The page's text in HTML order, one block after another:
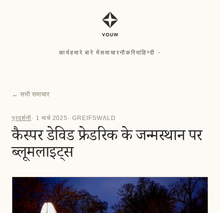
कार्यहमारे बारे मेंसमाचारनौकरियांहिन्दी ▾
← सभी समाचार
प्रदर्शनी· 1 मार्च 2025 ·GREIFSWALD
कैस्पर डेविड फ्रेडरिक के जन्मस्थान पर
ब्लूमलाइट्स